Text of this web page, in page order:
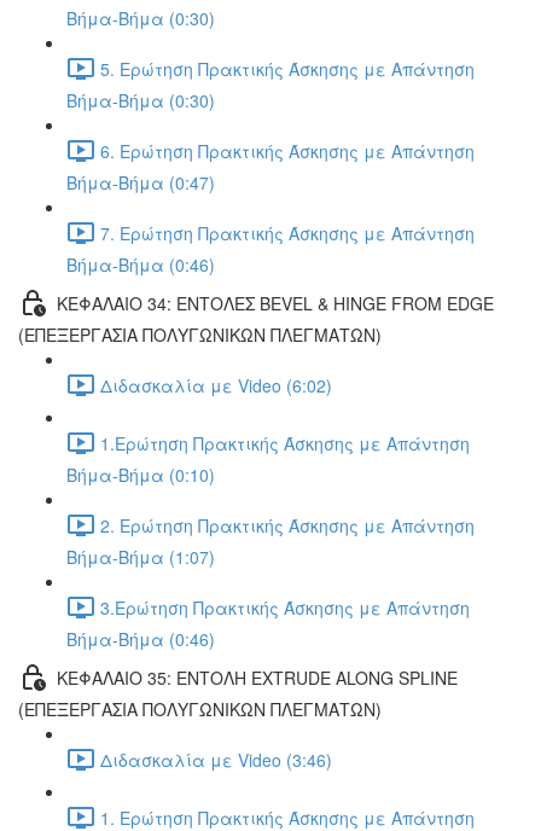
Βήμα-Βήμα (0:30)
5. Ερώτηση Πρακτικής Άσκησης με Απάντηση
Βήμα-Βήμα (0:30)
6. Ερώτηση Πρακτικής Άσκησης με Απάντηση
Βήμα-Βήμα (0:47)
7. Ερώτηση Πρακτικής Άσκησης με Απάντηση
Βήμα-Βήμα (0:46)
ΚΕΦΑΛΑΙΟ 34: ΕΝΤΟΛΕΣ BEVEL & HINGE FROM EDGE
(ΕΠΕΞΕΡΓΑΣΙΑ ΠΟΛΥΓΩΝΙΚΩΝ ΠΛΕΓΜΑΤΩΝ)
Διδασκαλία με Video (6:02)
1.Ερώτηση Πρακτικής Άσκησης με Απάντηση
Βήμα-Βήμα (0:10)
2. Ερώτηση Πρακτικής Άσκησης με Απάντηση
Βήμα-Βήμα (1:07)
3.Ερώτηση Πρακτικής Άσκησης με Απάντηση
Βήμα-Βήμα (0:46)
ΚΕΦΑΛΑΙΟ 35: ΕΝΤΟΛΗ EXTRUDE ALONG SPLINE
(ΕΠΕΞΕΡΓΑΣΙΑ ΠΟΛΥΓΩΝΙΚΩΝ ΠΛΕΓΜΑΤΩΝ)
Διδασκαλία με Video (3:46)
1. Ερώτηση Πρακτικής Άσκησης με Απάντηση